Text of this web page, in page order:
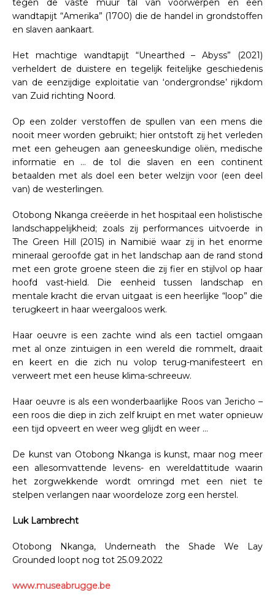
tegen de vaste muur tal van voorwerpen en een
wandtapijt “Amerika” (1700) die de handel in grondstoffen
en slaven aankaart.
Het machtige wandtapijt “Unearthed – Abyss” (2021)
verheldert de duistere en tegelijk feitelijke geschiedenis
van de eenzijdige exploitatie van ‘ondergrondse’ rijkdom
van Zuid richting Noord.
Op een zolder verstoffen de spullen van een mens die
nooit meer worden gebruikt; hier ontstoft zij het verleden
met een geheugen aan geneeskundige oliën, medische
informatie en … de tol die slaven en een continent
betaalden met als doel een beter welzijn voor (een deel
van) de westerlingen.
Otobong Nkanga creëerde in het hospitaal een holistische
landschappelijkheid; zoals zij performances uitvoerde in
The Green Hill (2015) in Namibië waar zij in het enorme
mineraal geroofde gat in het landschap aan de rand stond
met een grote groene steen die zij fier en stijlvol op haar
hoofd vast-hield. Die eenheid tussen landschap en
mentale kracht die ervan uitgaat is een heerlijke “loop” die
terugkeert in haar weergaloos werk.
Haar oeuvre is een zachte wind als een tactiel omgaan
met al onze zintuigen in een wereld die rommelt, draait
en keert en die zich nu volop terug-manifesteert en
verweert met een heuse klima-schreeuw.
Haar oeuvre is als een wonderbaarlijke Roos van Jericho –
een roos die diep in zich zelf kruipt en met water opnieuw
een tijd opveert en weer weg glijdt en weer …
De kunst van Otobong Nkanga is kunst, maar nog meer
een allesomvattende levens- en wereldattitude waarin
het zorgwekkende wordt omringd met een niet te
stelpen verlangen naar woordeloze zorg een herstel.
Luk Lambrecht
Otobong Nkanga, Underneath the Shade We Lay
Grounded loopt nog tot 25.09.2022
www.museabrugge.be